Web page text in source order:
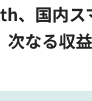
、国内
なる収